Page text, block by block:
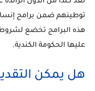
توطينهم ضمن برامج
هذه البرامج تخضع
عليها الحكومة الكندية.
هل يمكن